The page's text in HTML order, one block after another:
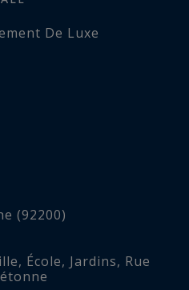
De Luxe
(92200)
, École, Jardins, Rue